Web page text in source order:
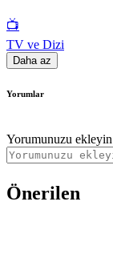
📺
TV ve Dizi
Daha az
Yorumlar
Yorumunuzu ekleyin
Önerilen